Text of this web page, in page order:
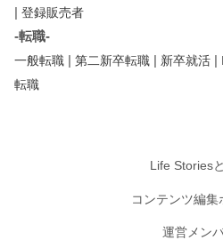
| 登録販売者
-転職-
一般転職 | 第二新卒転職 | 新卒就活 |
転職
Life Stories
コンテンツ編集
運営メン